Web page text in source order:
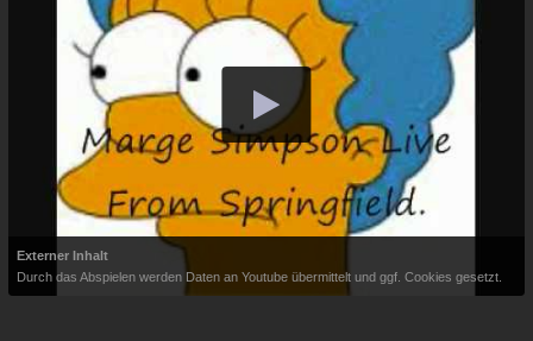
Externer Inhalt
Durch das Abspielen werden Daten an Youtube übermittelt und ggf. Cookies gesetzt.